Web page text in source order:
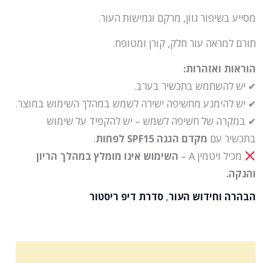
מסייע בשיפור גוון, מרקם וגמישות העור.
תורם למראה עור חלק, קורן ומטופח.
הוראות ואזהרות:
✔ יש להשתמש בתכשיר בערב.
✔ יש להימנע מחשיפה ישירה לשמש במהלך השימוש במוצר.
✔ במקרה של חשיפה לשמש – יש להקפיד על שימוש
בתכשיר עם מקדם הגנה SPF15 לפחות
.
מכיל ויטמין A –
השימוש אינו מומלץ במהלך הריון
והנקה.
הבהרה וחידוש העור,סדרת דיפ ריסטור